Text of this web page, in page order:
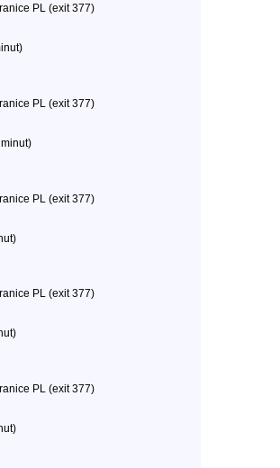
PL (exit 377)
PL (exit 377)
PL (exit 377)
PL (exit 377)
PL (exit 377)